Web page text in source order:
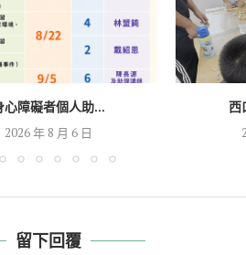
心障礙者個人助...
2026 年 8 月 6 日
西
留下回覆